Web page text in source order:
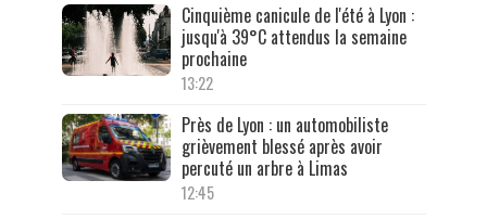
Cinquième canicule de l'été à Lyon :
jusqu'à 39°C attendus la semaine
prochaine
13:22
Près de Lyon : un automobiliste
grièvement blessé après avoir
percuté un arbre à Limas
12:45